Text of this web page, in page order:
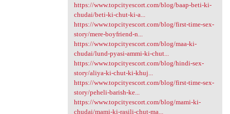
https://www.topcityescort.com/blog/baap-beti-ki-
chudai/beti-ki-chut-ki-a...
https://www.topcityescort.com/blog/first-time-sex-
story/mere-boyfriend-n...
https://www.topcityescort.com/blog/maa-ki-
chudai/lund-pyasi-ammi-ki-chut...
https://www.topcityescort.com/blog/hindi-sex-
story/aliya-ki-chut-ki-khuj...
https://www.topcityescort.com/blog/first-time-sex-
story/peheli-barish-ke...
https://www.topcityescort.com/blog/mami-ki-
chudai/mami-ki-rasili-chut-ma...